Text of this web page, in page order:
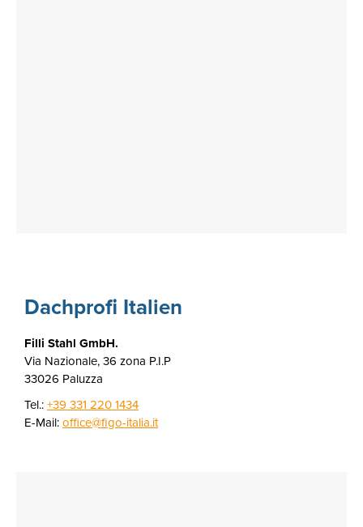
Dachprofi Italien
Filli Stahl GmbH.
Via Nazionale, 36 zona P.I.P
33026 Paluzza
Tel.:+39 331 220 1434
E-Mail:office@figo-italia.it